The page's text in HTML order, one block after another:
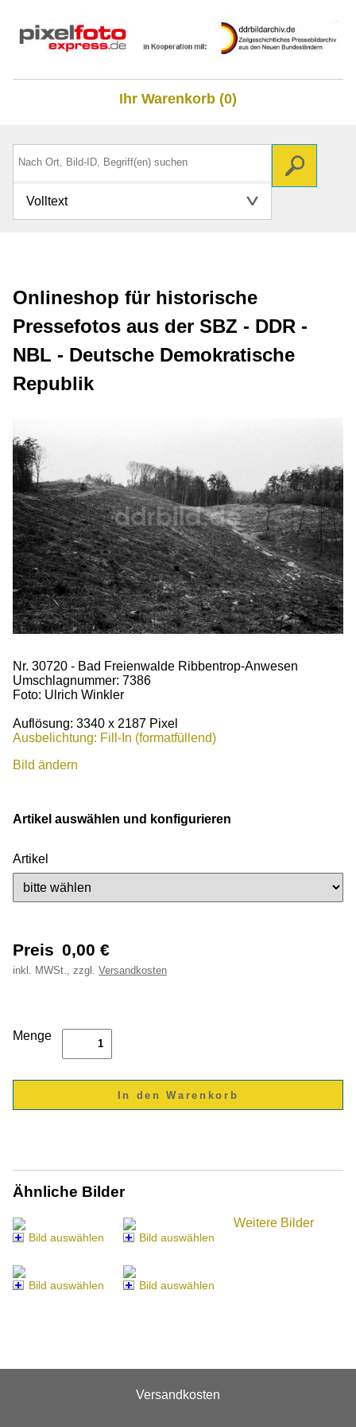
Ihr Warenkorb (0)
Volltext
Onlineshop für historische
Pressefotos aus der SBZ - DDR -
NBL - Deutsche Demokratische
Republik
Nr. 30720 - Bad Freienwalde Ribbentrop-Anwesen
Umschlagnummer: 7386
Foto: Ulrich Winkler
Auflösung: 3340 x 2187 Pixel
Ausbelichtung: Fill-In (formatfüllend)
Bild ändern
Artikel auswählen und konfigurieren
Artikel
Preis 0,00 €
inkl. MWSt., zzgl. Versandkosten
Menge
Ähnliche Bilder
Bild auswählen Bild auswählen
Bild auswählen Bild auswählen
Weitere Bilder
Versandkosten